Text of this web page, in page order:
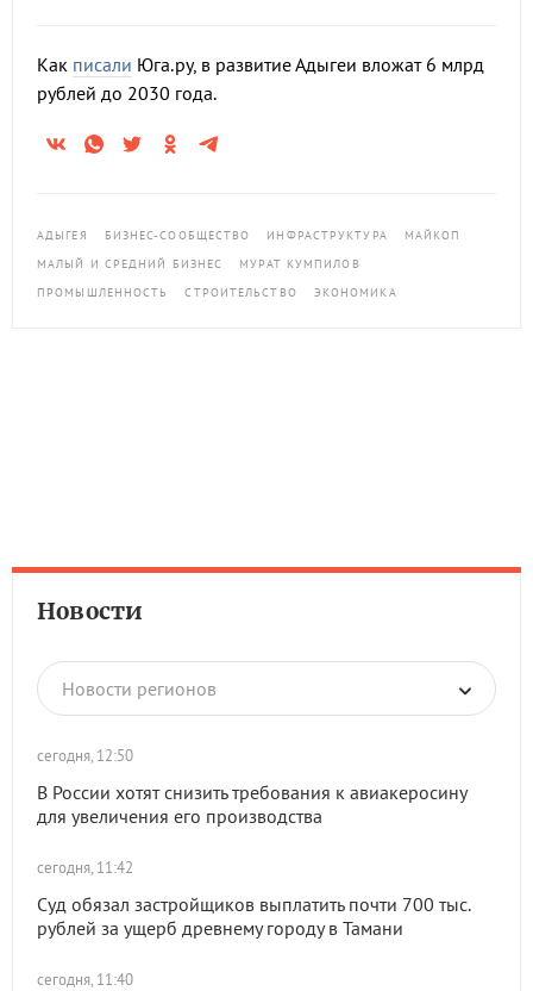
Как писали Юга.ру, в развитие Адыгеи вложат 6 млрд
рублей до 2030 года.
АДЫГЕЯ БИЗНЕС-СООБЩЕСТВО ИНФРАСТРУКТУРА
МАЙКОП
МАЛЫЙ И СРЕДНИЙ БИЗНЕС
МУРАТ КУМПИЛОВ
ПРОМЫШЛЕННОСТЬ
СТРОИТЕЛЬСТВО ЭКОНОМИКА
Новости
Новости регионов
сегодня, 12:50
В России хотят снизить требования к авиакеросину
для увеличения его производства
сегодня, 11:42
Суд обязал застройщиков выплатить почти 700 тыс.
рублей за ущерб древнему городу в Тамани
сегодня, 11:40